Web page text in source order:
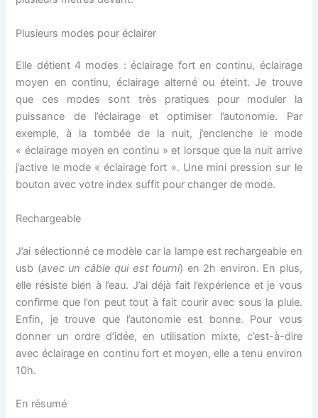
Plusieurs modes pour éclairer
Elle détient 4 modes : éclairage fort en continu, éclairage
moyen en continu, éclairage alterné ou éteint. Je trouve
que ces modes sont très pratiques pour moduler la
puissance de l’éclairage et optimiser l’autonomie. Par
exemple, à la tombée de la nuit, j’enclenche le mode
« éclairage moyen en continu » et lorsque que la nuit arrive
j’active le mode « éclairage fort ». Une mini pression sur le
bouton avec votre index suffit pour changer de mode.
Rechargeable
J’ai sélectionné ce modèle car la lampe est rechargeable en
usb (avec un câble qui est fourni) en 2h environ. En plus,
elle résiste bien à l’eau. J’ai déjà fait l’expérience et je vous
confirme que l’on peut tout à fait courir avec sous la pluie.
Enfin, je trouve que l’autonomie est bonne. Pour vous
donner un ordre d’idée, en utilisation mixte, c’est-à-dire
avec éclairage en continu fort et moyen, elle a tenu environ
10h.
En résumé